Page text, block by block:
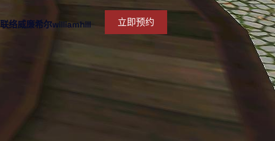
联络威廉希尔williamhill 立即预约